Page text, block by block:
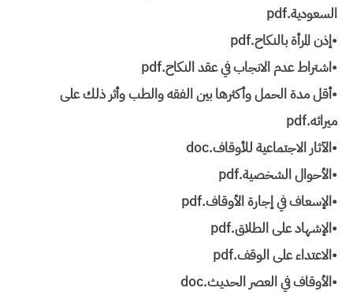
السعودية.pdf
•إذن المرأة بالنكاح.pdf
•اشتراط عدم الانجاب في عقد النكاح.pdf
•أقل مدة الحمل وأكثرها بين الفقه والطب وأثر ذلك على
ميراثه.pdf
•الآثار الاجتماعية للأوقاف.doc
•الأحوال الشخصية.pdf
•الإسعاف في إجارة الأوقاف.pdf
•الإشهاد على الطلاق.pdf
•الاعتداء على الوقف.pdf
•الأوقاف في العصر الحديث.doc